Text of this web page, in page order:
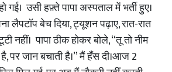
गई। उसी हफ़्ते पापा अस्पताल में भर्ती हुए।
लैपटॉप बेच दिया, ट्यूशन पढ़ाए, रात-रात
नहीं। पापा ठीक होकर बोले, “तू तो नीम
पर जान बचाती है।” मैं हँस दी।आज 2